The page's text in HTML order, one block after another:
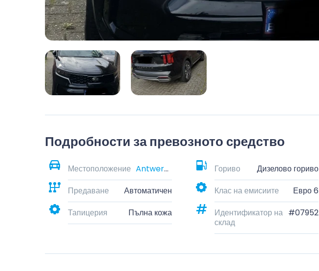
Подробности за превозното средство
Местоположение Antwerp, Belgium Гориво Дизелово гориво
Предаване
Автоматичен Клас на емисиите Евро 6
Тапицерия
Пълна кожа
Идентификатор на
склад
#07952